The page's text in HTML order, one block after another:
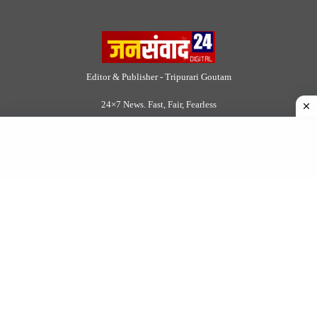
Editor & Publisher - Tripurari Goutam
24×7 News. Fast, Fair, Fearless